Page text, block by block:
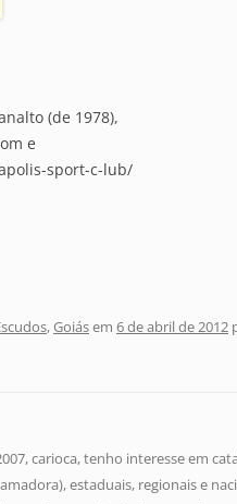
(de 1978),
e
sport-c-lub/
,Goiásem 6 de abril de 2012
carioca, tenho interesse em
estaduais, regionais e